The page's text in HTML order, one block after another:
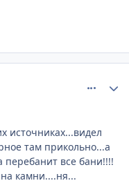
источниках...видел
там прикольно...а
все бани!!!!
камни....ня...